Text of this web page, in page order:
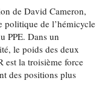
de David Cameron,
politique de l’hémicycle
PPE. Dans un
le poids des deux
est la troisième force
des positions plus